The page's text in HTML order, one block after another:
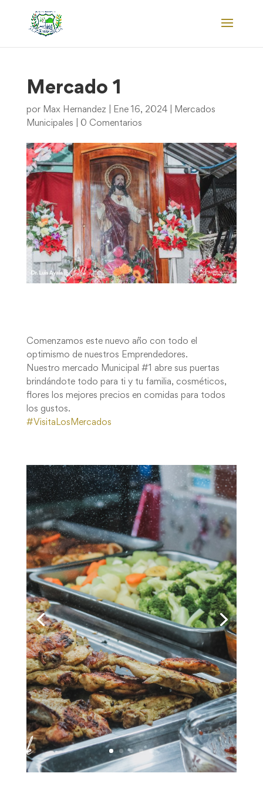
Mercado 1
por Max Hernandez Ene 16, 2024|
Mercados
Municipales
0 Comentarios
Comenzamos este nuevo año con todo el
optimismo de nuestros Emprendedores.
Nuestro mercado Municipal #1 abre sus puertas
brindándote todo para ti y tu familia, cosméticos,
flores los mejores precios en comidas para todos
los gustos.
#VisitaLosMercados